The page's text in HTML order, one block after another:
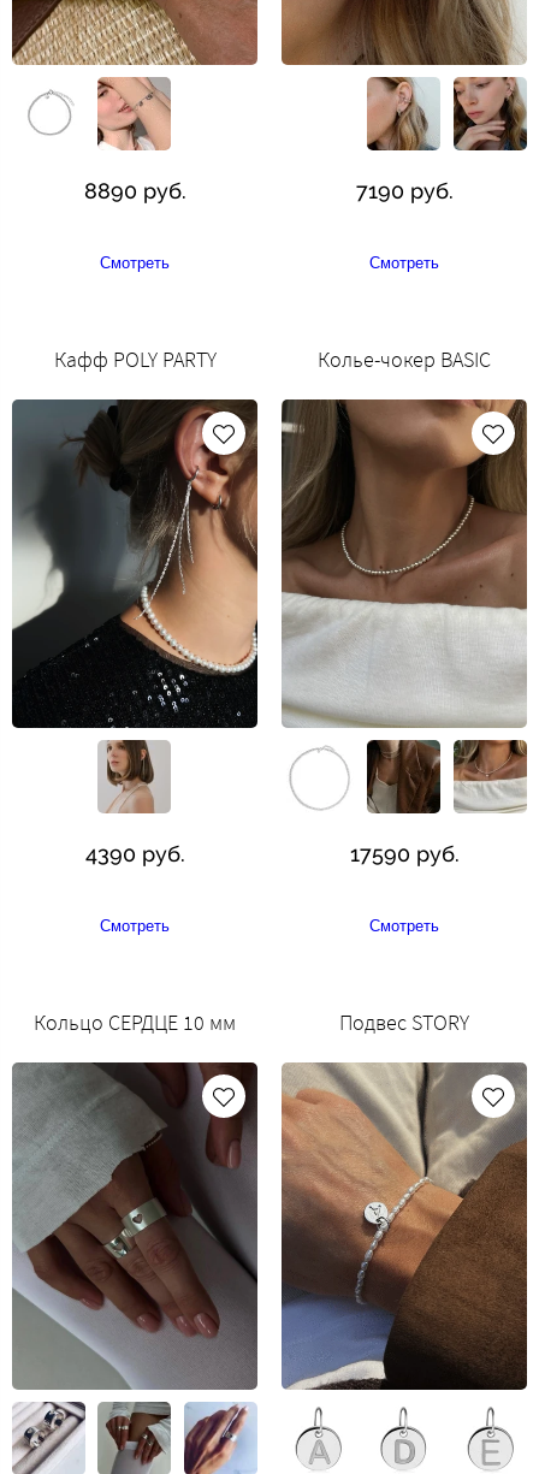
8890 руб.
Смотреть
7190 руб.
Смотреть
Кафф POLY PARTY
4390 руб.
Смотреть
Колье-чокер BASIC
17590 руб.
Смотреть
Кольцо СЕРДЦЕ 10 мм Подвес STORY